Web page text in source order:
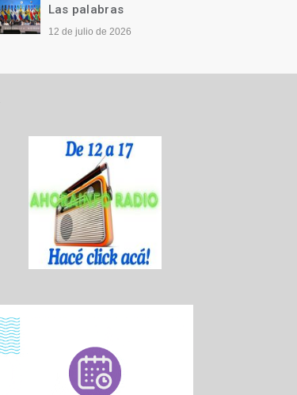
Qué difícil…
28 de junio de 2026